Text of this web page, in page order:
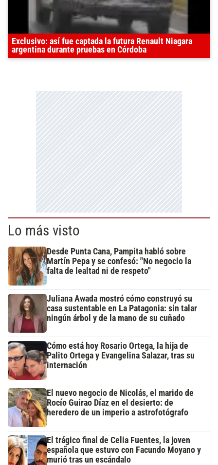
Exclusivo: así fue captada la futura Renault Niagara
argentina durante pruebas en Córdoba
Lo más visto
Desde Punta Cana, Pampita habló sobre
Martín Pepa y se confesó: "No negocio la
falta de lealtad ni de respeto"
Juliana Awada mostró cómo construyó su
casa sustentable en La Patagonia: sin talar
ningún árbol y de la mano de su cuñado
Cómo está hoy Rosario Ortega, la hija de
Palito Ortega y Evangelina Salazar, tras su
internación
El nuevo negocio de Nicolás, el marido de
Rocío Guirao Díaz en el desierto: de
heredero de un imperio a astrofotógrafo
El trágico final de Celia Fuentes, la joven
española que estuvo con Facundo Moyano y
murió tras un escándalo